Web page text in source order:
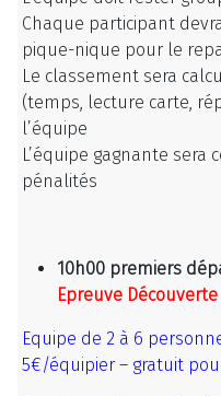
Chaque participant
pique-nique pour le
Le classement sera
(temps, lecture carte,
l’équipe
L’équipe gagnante
pénalités
10h00 premiers
Epreuve Découverte
Equipe de 2 à 6
5€/équipier – gratuit